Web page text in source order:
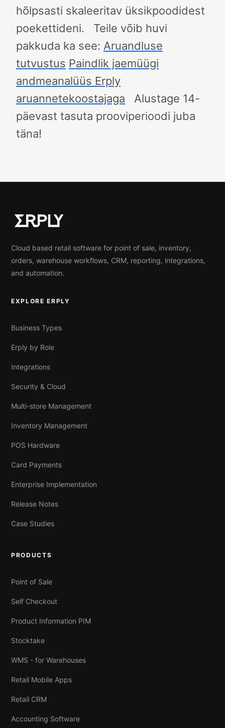
hõlpsasti skaleeritav üksikpoodidest
poekettideni.
Teile võib huvi
pakkuda ka see: Aruandluse
tutvustus Paindlik jaemüügi
andmeanalüüs Erply
aruannetekoostajaga
Alustage 14-
päevast tasuta prooviperioodi juba
täna!
Cloud based retail software for point of sale, inventory,
orders, warehouse workflows, CRM, reporting, integrations,
and automation.
EXPLORE ERPLY
Business Types
Erply by Role
Integrations
Security & Cloud
Multi-store Management
Inventory Management
POS Hardware
Card Payments
Enterprise Implementation
Release Notes
Case Studies
PRODUCTS
Point of Sale
Self Checkout
Product Information PIM
Stocktake
WMS - for Warehouses
Retail Mobile Apps
Retail CRM
Accounting Software